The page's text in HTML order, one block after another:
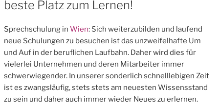
beste Platz zum Lernen!
Sprechschulung in Wien: Sich weiterzubilden und laufend
neue Schulungen zu besuchen ist das unzweifelhafte Um
und Auf in der beruflichen Laufbahn. Daher wird dies für
vielerlei Unternehmen und deren Mitarbeiter immer
schwerwiegender. In unserer sonderlich schnelllebigen Zeit
ist es zwangsläufig, stets stets am neuesten Wissensstand
zu sein und daher auch immer wieder Neues zu erlernen.